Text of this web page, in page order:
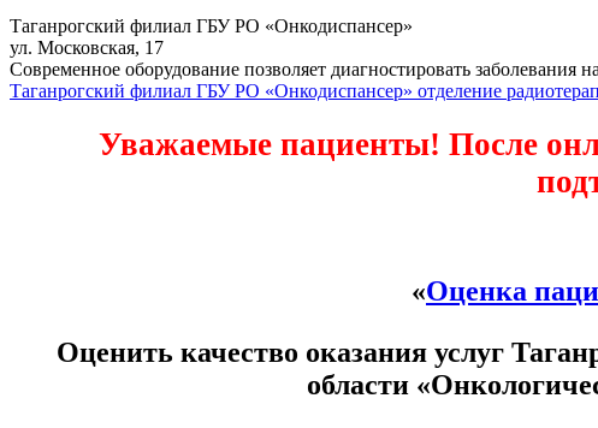
Таганрогский филиал ГБУ РО «Онкодиспансер»
ул. Московская, 17
Современное оборудование позволяет диагностировать заболевания
Таганрогский филиал ГБУ РО «Онкодиспансер» отделение
Уважаемые пациенты! После
«Оценка
Оценить качество оказания услуг
области